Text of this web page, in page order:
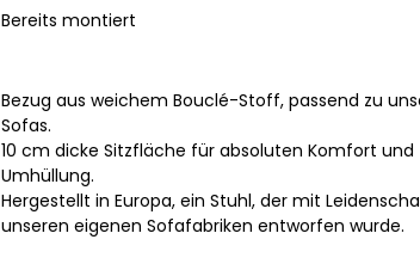
Bereits montiert
Bezug aus weichem Bouclé-Stoff, passend zu
Sofas.
10 cm dicke Sitzfläche für absoluten Komfort und
Umhüllung.
Hergestellt in Europa, ein Stuhl, der mit
unseren eigenen Sofafabriken entworfen wurde.